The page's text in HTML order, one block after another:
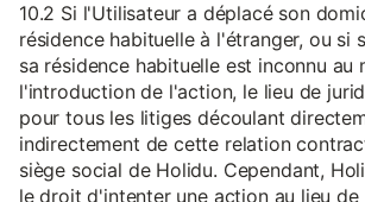
10.2 Si l'Utilisateur a déplacé son
résidence habituelle à l'étranger, ou si
sa résidence habituelle est inconnu au
l'introduction de l'action, le lieu de
pour tous les litiges découlant
indirectement de cette relation
siège social de Holidu. Cependant,
le droit d'intenter une action au lieu